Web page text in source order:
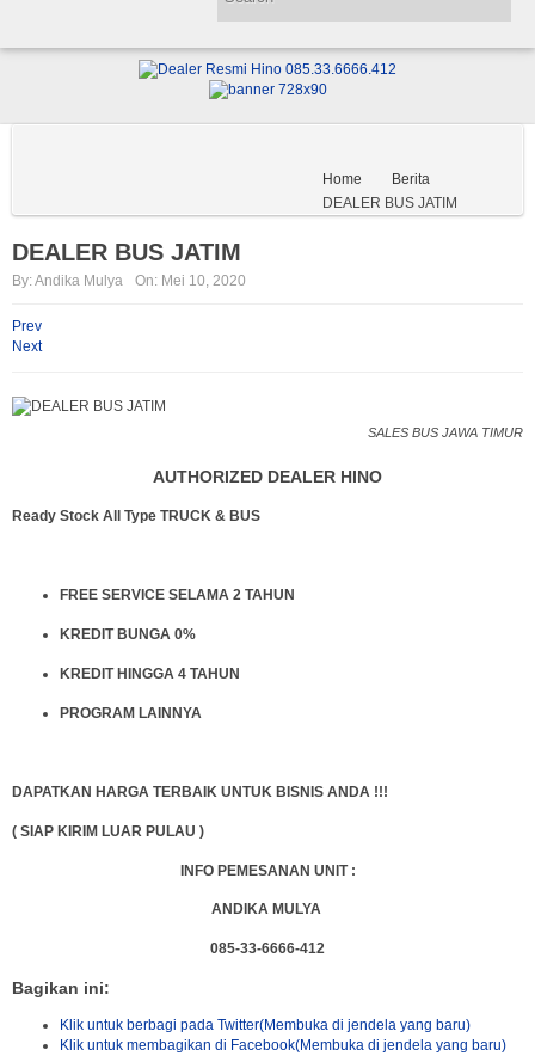
Home
Berita
DEALER BUS JATIM
DEALER BUS JATIM
By:Andika Mulya On: Mei 10, 2020
Prev
Next
SALES BUS JAWA TIMUR
AUTHORIZED DEALER HINO
Ready Stock All Type TRUCK & BUS
FREE SERVICE SELAMA 2 TAHUN
KREDIT BUNGA 0%
KREDIT HINGGA 4 TAHUN
PROGRAM LAINNYA
DAPATKAN HARGA TERBAIK UNTUK BISNIS ANDA !!!
( SIAP KIRIM LUAR PULAU )
INFO PEMESANAN UNIT :
ANDIKA MULYA
085-33-6666-412
Bagikan ini:
Klik untuk berbagi pada Twitter(Membuka di jendela yang baru)
Klik untuk membagikan di Facebook(Membuka di jendela yang baru)